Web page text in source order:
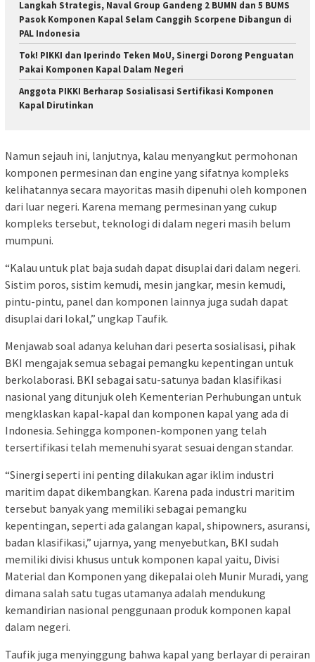
Langkah Strategis, Naval Group Gandeng 2 BUMN dan 5 BUMS
Pasok Komponen Kapal Selam Canggih Scorpene Dibangun di
PAL Indonesia
Tok! PIKKI dan Iperindo Teken MoU, Sinergi Dorong Penguatan
Pakai Komponen Kapal Dalam Negeri
Anggota PIKKI Berharap Sosialisasi Sertifikasi Komponen
Kapal Dirutinkan
Namun sejauh ini, lanjutnya, kalau menyangkut permohonan
komponen permesinan dan engine yang sifatnya kompleks
kelihatannya secara mayoritas masih dipenuhi oleh komponen
dari luar negeri. Karena memang permesinan yang cukup
kompleks tersebut, teknologi di dalam negeri masih belum
mumpuni.
“Kalau untuk plat baja sudah dapat disuplai dari dalam negeri.
Sistim poros, sistim kemudi, mesin jangkar, mesin kemudi,
pintu-pintu, panel dan komponen lainnya juga sudah dapat
disuplai dari lokal,” ungkap Taufik.
Menjawab soal adanya keluhan dari peserta sosialisasi, pihak
BKI mengajak semua sebagai pemangku kepentingan untuk
berkolaborasi. BKI sebagai satu-satunya badan klasifikasi
nasional yang ditunjuk oleh Kementerian Perhubungan untuk
mengklaskan kapal-kapal dan komponen kapal yang ada di
Indonesia. Sehingga komponen-komponen yang telah
tersertifikasi telah memenuhi syarat sesuai dengan standar.
“Sinergi seperti ini penting dilakukan agar iklim industri
maritim dapat dikembangkan. Karena pada industri maritim
tersebut banyak yang memiliki sebagai pemangku
kepentingan, seperti ada galangan kapal, shipowners, asuransi,
badan klasifikasi,” ujarnya, yang menyebutkan, BKI sudah
memiliki divisi khusus untuk komponen kapal yaitu, Divisi
Material dan Komponen yang dikepalai oleh Munir Muradi, yang
dimana salah satu tugas utamanya adalah mendukung
kemandirian nasional penggunaan produk komponen kapal
dalam negeri.
Taufik juga menyinggung bahwa kapal yang berlayar di perairan